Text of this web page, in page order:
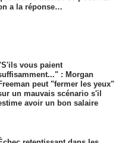
a la réponse…
vous paient
: Morgan
peut "fermer les yeux"
un mauvais scénario s'il
avoir un bon salaire